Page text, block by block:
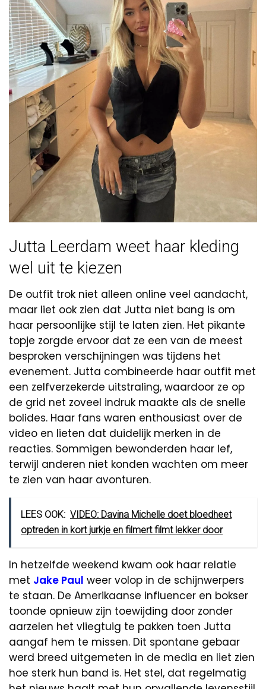
Jutta Leerdam weet haar kleding
wel uit te kiezen
De outfit trok niet alleen online veel aandacht,
maar liet ook zien dat Jutta niet bang is om
haar persoonlijke stijl te laten zien. Het pikante
topje zorgde ervoor dat ze een van de meest
besproken verschijningen was tijdens het
evenement. Jutta combineerde haar outfit met
een zelfverzekerde uitstraling, waardoor ze op
de grid net zoveel indruk maakte als de snelle
bolides. Haar fans waren enthousiast over de
video en lieten dat duidelijk merken in de
reacties. Sommigen bewonderden haar lef,
terwijl anderen niet konden wachten om meer
te zien van haar avonturen.
LEES OOK: VIDEO: Davina Michelle doet bloedheet
optreden in kort jurkje en filmert filmt lekker door
In hetzelfde weekend kwam ook haar relatie
met Jake Paul weer volop in de schijnwerpers
te staan. De Amerikaanse influencer en bokser
toonde opnieuw zijn toewijding door zonder
aarzelen het vliegtuig te pakken toen Jutta
aangaf hem te missen. Dit spontane gebaar
werd breed uitgemeten in de media en liet zien
hoe sterk hun band is. Het stel, dat regelmatig